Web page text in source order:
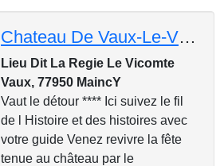
Chateau De Vaux-Le-Vicomte
Lieu Dit La Regie Le Vicomte
Vaux, 77950 MaincY
Vaut le détour **** Ici suivez le fil
de l Histoire et des histoires avec
votre guide Venez revivre la fête
tenue au château par le